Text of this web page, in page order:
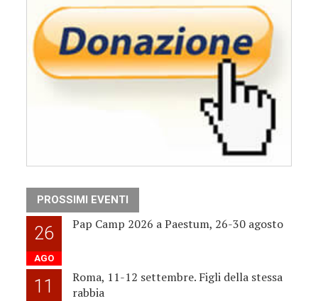
PROSSIMI EVENTI
26
AGO
Pap Camp 2026 a Paestum, 26-30 agosto
11
Roma, 11-12 settembre. Figli della stessa
rabbia